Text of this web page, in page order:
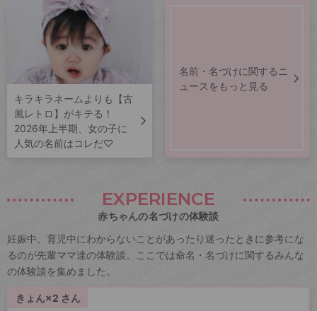
キラキラネームよりも【古
風レトロ】がキテる！
2026年上半期、女の子に
人気の名前はコレだ♡
名前・名づけに関するニ
ュースをもっと見る
EXPERIENCE
赤ちゃんの名づけの体験談
妊娠中、育児中にわからないことがあったり迷ったときに参考にな
るのが先輩ママ達の体験談。ここでは命名・名づけに関するみんな
の体験談を集めました。
きょん×2 さん